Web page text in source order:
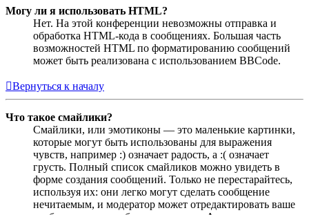
Могу ли я использовать HTML?
Нет. На этой конференции невозможны отправка и
обработка HTML-кода в сообщениях. Большая часть
возможностей HTML по форматированию сообщений
может быть реализована с использованием BBCode.
Вернуться к началу
Что такое смайлики?
Смайлики, или эмотиконы — это маленькие картинки,
которые могут быть использованы для выражения
чувств, например :) означает радость, а :( означает
грусть. Полный список смайликов можно увидеть в
форме создания сообщений. Только не перестарайтесь,
используя их: они легко могут сделать сообщение
нечитаемым, и модератор может отредактировать ваше